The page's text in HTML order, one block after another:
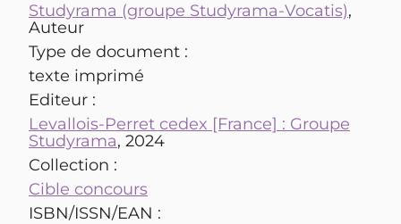
Studyrama (groupe Studyrama-Vocatis),
Auteur
Type de document :
texte imprimé
Editeur :
Levallois-Perret cedex [France] : Groupe
Studyrama, 2024
Collection :
Cible concours
ISBN/ISSN/EAN :